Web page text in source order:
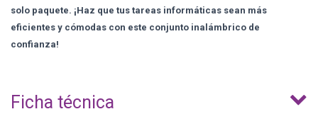
solo paquete. ¡Haz que tus tareas informáticas sean más
eficientes y cómodas con este conjunto inalámbrico de
confianza!
Ficha técnica